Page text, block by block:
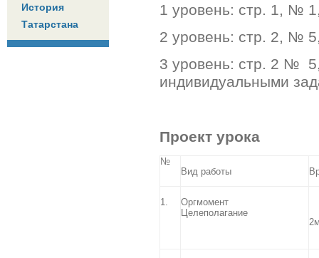
История
Татарстана
1 уровень: стр. 1, №
2 уровень: стр. 2, №
3 уровень: стр. 2 №
индивидуальными
Проект урока
№
Вид работы
1.
Оргмомент
Целеполагание